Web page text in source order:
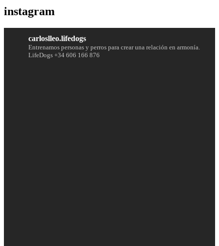
instagram
carloslleo.lifedogs
Entrenamos personas y perros para crear una relación en armonía.
LifeDogs +34 606 166 876